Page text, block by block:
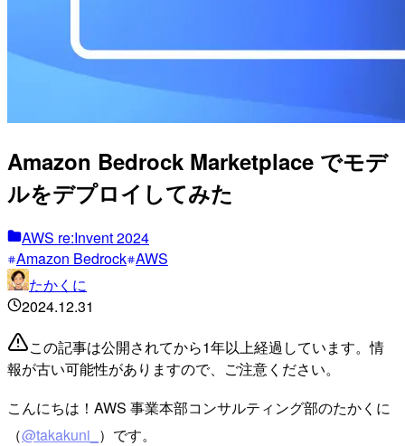
Amazon Bedrock Marketplace でモデ
ルをデプロイしてみた
AWS re:Invent 2024
Amazon Bedrock AWS
たかくに
2024.12.31
この記事は公開されてから1年以上経過しています。情
報が古い可能性がありますので、ご注意ください。
こんにちは！AWS 事業本部コンサルティング部のたかくに
（@takakuni_ ）です。